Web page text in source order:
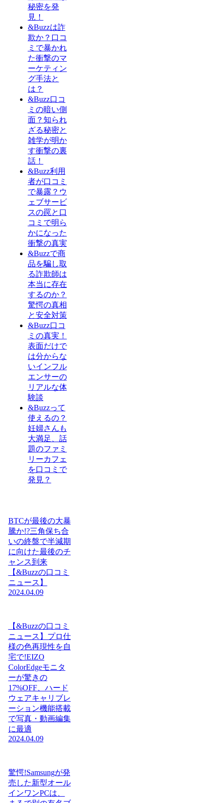
秘密を発
見！
&Buzzは詐
欺か？口コ
ミで暴かれ
た衝撃のマ
ーケティン
グ手法と
は？
&Buzz口コ
ミの暗い側
面？知られ
ざる秘密と
雑学が明か
す衝撃の裏
話！
&Buzz利用
者が口コミ
で暴露？ウ
ェブサービ
スの罠と口
コミで明ら
かになった
衝撃の真実
&Buzzで商
品を騙し取
る詐欺師は
本当に存在
するのか？
驚愕の真相
と安全対策
&Buzz口コ
ミの真実！
表面だけで
は分からな
いインフル
エンサーの
リアルな体
験談
&Buzzって
使えるの？
妊婦さんも
大満足、話
題のファミ
リーカフェ
を口コミで
発見？
BTCが最後の大暴
騰か!?三角保ち合
いの終盤で半減期
に向けた最後のチ
ャンス到来
【&Buzzの口コミ
ニュース】
2024.04.09
【&Buzzの口コミ
ニュース】プロ仕
様の色再現性を自
宅で!EIZO
ColorEdgeモニタ
ーが驚きの
17%OFF、ハード
ウェアキャリブレ
ーション機能搭載
で写真・動画編集
に最適
2024.04.09
驚愕!Samsungが発
売した新型オール
インワンPCは、